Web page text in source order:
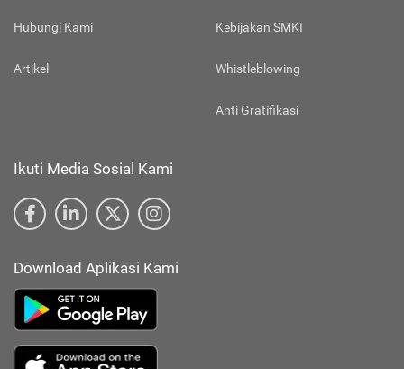
Hubungi Kami
Artikel
Kebijakan SMKI
Whistleblowing
Anti Gratifikasi
Ikuti Media Sosial Kami
Download Aplikasi Kami